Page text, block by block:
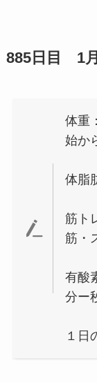
885日目 1月
体重
始か
体脂
筋ト
筋・
有酸
分ー
１日